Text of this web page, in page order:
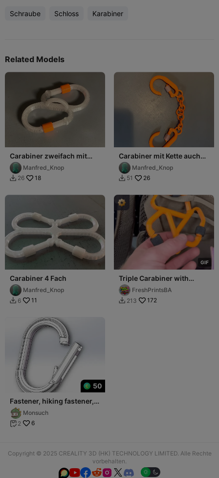
Schraube Schloss Karabiner
Related Models
Carabiner zweifach mit
Öse Manfred_Knop
 26 18
Carabiner mit Kette auch
für Fantasien der
Erwachsenen
Manfred_Knop
 51 26
Carabiner 4 Fach
Manfred_Knop
 6 11
GIF
Triple Carabiner with
Threaded Latch
FreshPrintsBA
 213 172
50
Fastener, hiking fastener,
key chain, saf锁扣，登山
扣，钥匙扣，安全扣，塑料卡
扣
Monsuch
 2 6
Copyright © 2025 CREALITY 3D (HK) TECHNOLOGY LIMITED. Alle Rechte
vorbehalten.
  